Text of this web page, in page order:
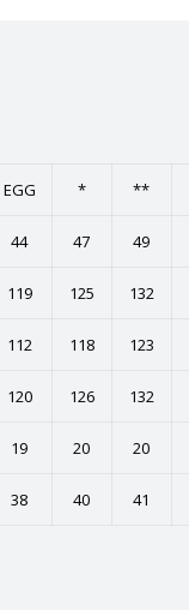
EGG * **
44 47 49
119 125 132
112 118 123
120 126 132
19 20 20
38 40 41